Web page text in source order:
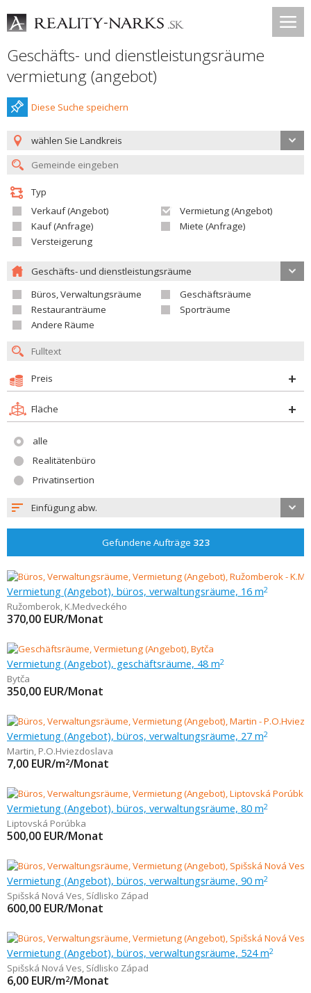
Geschäfts- und dienstleistungsräume
vermietung (angebot)
Diese Suche speichern
wählen Sie Landkreis
Typ
Verkauf (Angebot)
Vermietung (Angebot)
Kauf (Anfrage)
Miete (Anfrage)
Versteigerung
Geschäfts- und dienstleistungsräume
Büros, Verwaltungsräume
Geschäftsräume
Restauranträume
Sporträume
Andere Räume
Preis
Fläche
alle
Realitätenbüro
Privatinsertion
Einfügung abw.
Gefundene Aufträge 323
Vermietung (Angebot), büros, verwaltungsräume, 16 m2
Ružomberok, K.Medveckého
370,00 EUR/Monat
Vermietung (Angebot), geschäftsräume, 48 m2
Bytča
350,00 EUR/Monat
Vermietung (Angebot), büros, verwaltungsräume, 27 m2
Martin, P.O.Hviezdoslava
7,00 EUR/m2/Monat
Vermietung (Angebot), büros, verwaltungsräume, 80 m2
Liptovská Porúbka
500,00 EUR/Monat
Vermietung (Angebot), büros, verwaltungsräume, 90 m2
Spišská Nová Ves, Sídlisko Západ
600,00 EUR/Monat
Vermietung (Angebot), büros, verwaltungsräume, 524 m2
Spišská Nová Ves, Sídlisko Západ
6,00 EUR/m2/Monat